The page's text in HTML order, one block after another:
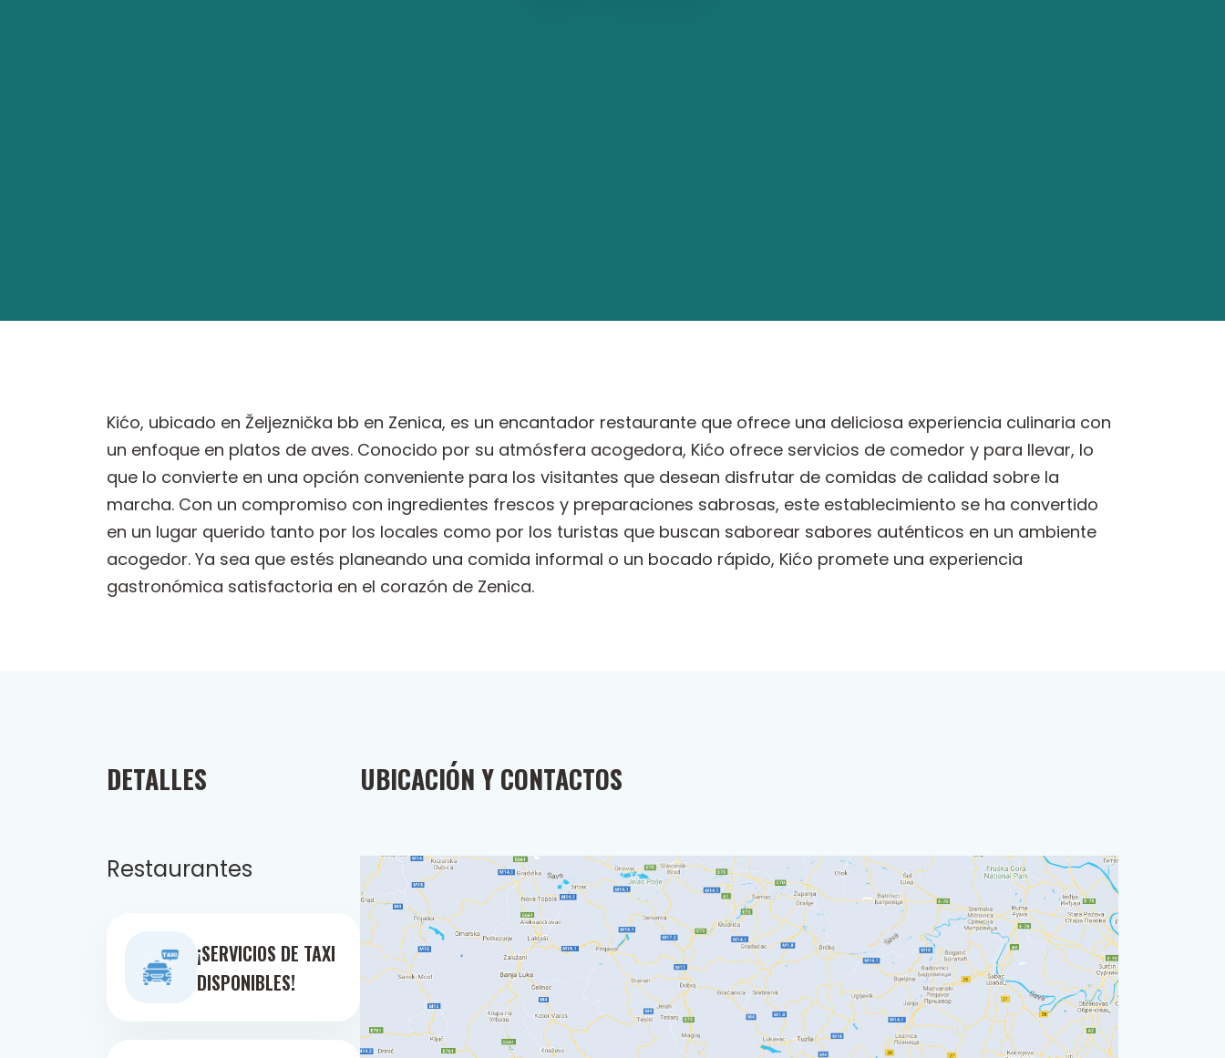
Kićo, ubicado en Željeznička bb en Zenica, es un encantador restaurante que ofrece una deliciosa experiencia culinaria con
un enfoque en platos de aves. Conocido por su atmósfera acogedora, Kićo ofrece servicios de comedor y para llevar, lo
que lo convierte en una opción conveniente para los visitantes que desean disfrutar de comidas de calidad sobre la
marcha. Con un compromiso con ingredientes frescos y preparaciones sabrosas, este establecimiento se ha convertido
en un lugar querido tanto por los locales como por los turistas que buscan saborear sabores auténticos en un ambiente
acogedor. Ya sea que estés planeando una comida informal o un bocado rápido, Kićo promete una experiencia
gastronómica satisfactoria en el corazón de Zenica.
DETALLES
Restaurantes
¡SERVICIOS DE TAXI
DISPONIBLES!
UBICACIÓN Y CONTACTOS